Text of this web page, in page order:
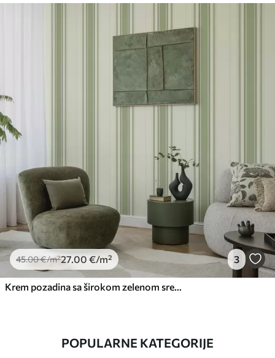
45.00€/m²27.00 €/m² 3
Krem pozadina sa širokom zelenom središnjom prugom
POPULARNE KATEGORIJE